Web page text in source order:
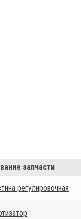
запчасти
регулировочная